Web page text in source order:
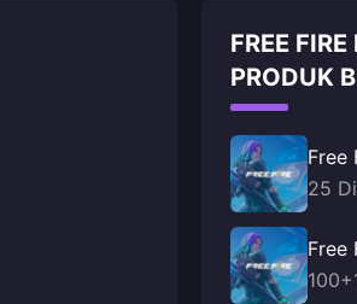
FREE
PRODUK
25
Free